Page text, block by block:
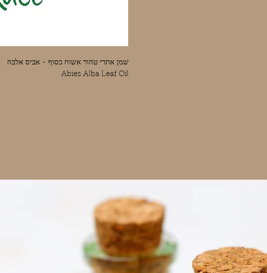
שמן אתרי טהור אשוח כסוף - אביס אלבה
Abies Alba Leaf Oil